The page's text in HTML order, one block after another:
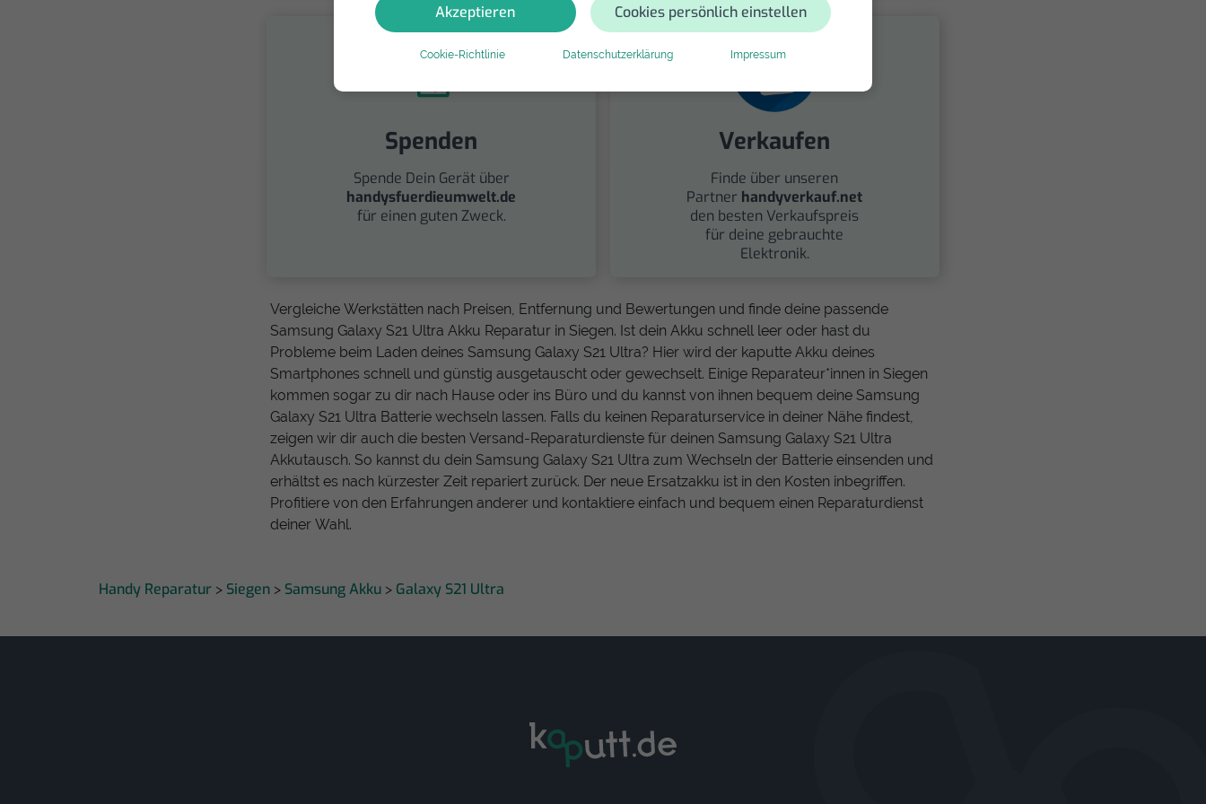
Akzeptieren Cookies persönlich einstellen
Cookie-Richtlinie Datenschutzerklärung Impressum
Spenden
Spende Dein Gerät über
handysfuerdieumwelt.de
für einen guten Zweck.
Verkaufen
Finde über unseren
Partner handyverkauf.net
den besten Verkaufspreis
für deine gebrauchte
Elektronik.
Vergleiche Werkstätten nach Preisen, Entfernung und Bewertungen und finde deine passende
Samsung Galaxy S21 Ultra Akku Reparatur in Siegen. Ist dein Akku schnell leer oder hast du
Probleme beim Laden deines Samsung Galaxy S21 Ultra? Hier wird der kaputte Akku deines
Smartphones schnell und günstig ausgetauscht oder gewechselt. Einige Reparateur*innen in Siegen
kommen sogar zu dir nach Hause oder ins Büro und du kannst von ihnen bequem deine Samsung
Galaxy S21 Ultra Batterie wechseln lassen. Falls du keinen Reparaturservice in deiner Nähe findest,
zeigen wir dir auch die besten Versand-Reparaturdienste für deinen Samsung Galaxy S21 Ultra
Akkutausch. So kannst du dein Samsung Galaxy S21 Ultra zum Wechseln der Batterie einsenden und
erhältst es nach kürzester Zeit repariert zurück. Der neue Ersatzakku ist in den Kosten inbegriffen.
Profitiere von den Erfahrungen anderer und kontaktiere einfach und bequem einen Reparaturdienst
deiner Wahl.
Handy Reparatur > Siegen > Samsung Akku > Galaxy S21 Ultra